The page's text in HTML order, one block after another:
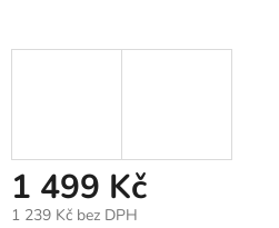
1 499 Kč
1 239 Kč bez DPH